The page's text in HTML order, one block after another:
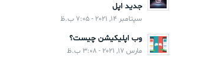
جدید اپل
سپتامبر 14, 2021 - 7:05 ب.ظ
وب اپلیکیشن چیست؟
مارس 17, 2021 - 3:08 ب.ظ